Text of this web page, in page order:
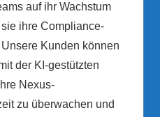
auf ihr Wachstum
ihre Compliance-
Kunden können
der KI-gestützten
Nexus-
zu überwachen und